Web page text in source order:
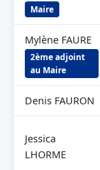
Maire
Mylène FAURE
2ème adjoint
au Maire
Denis FAURON
Jessica
LHORME